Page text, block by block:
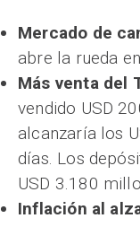
Mercado de
abre la rueda
Más venta del
vendido USD
alcanzaría los
días. Los
USD 3.180
Inflación al